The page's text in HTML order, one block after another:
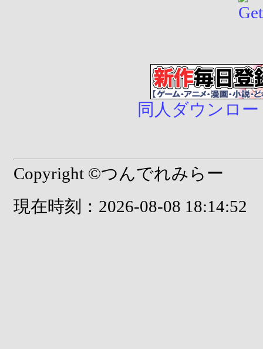
同人ダウンロー
Copyright ©つんでれみらー
現在時刻：2026-08-08 18:14:52